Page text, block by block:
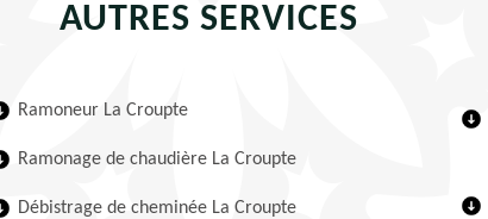
AUTRES SERVICES
Ramoneur La Croupte
Ramonage de chaudière La Croupte
Débistrage de cheminée La Croupte